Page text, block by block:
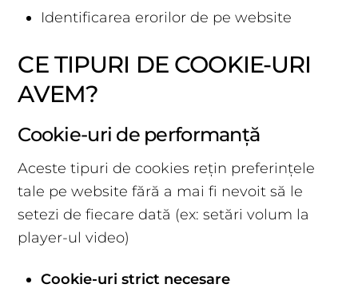
Identificarea erorilor de pe website
CE TIPURI DE COOKIE-URI
AVEM?
Cookie-uri de performanță
Aceste tipuri de cookies rețin preferințele
tale pe website fără a mai fi nevoit să le
setezi de fiecare dată (ex: setări volum la
player-ul video)
Cookie-uri strict necesare